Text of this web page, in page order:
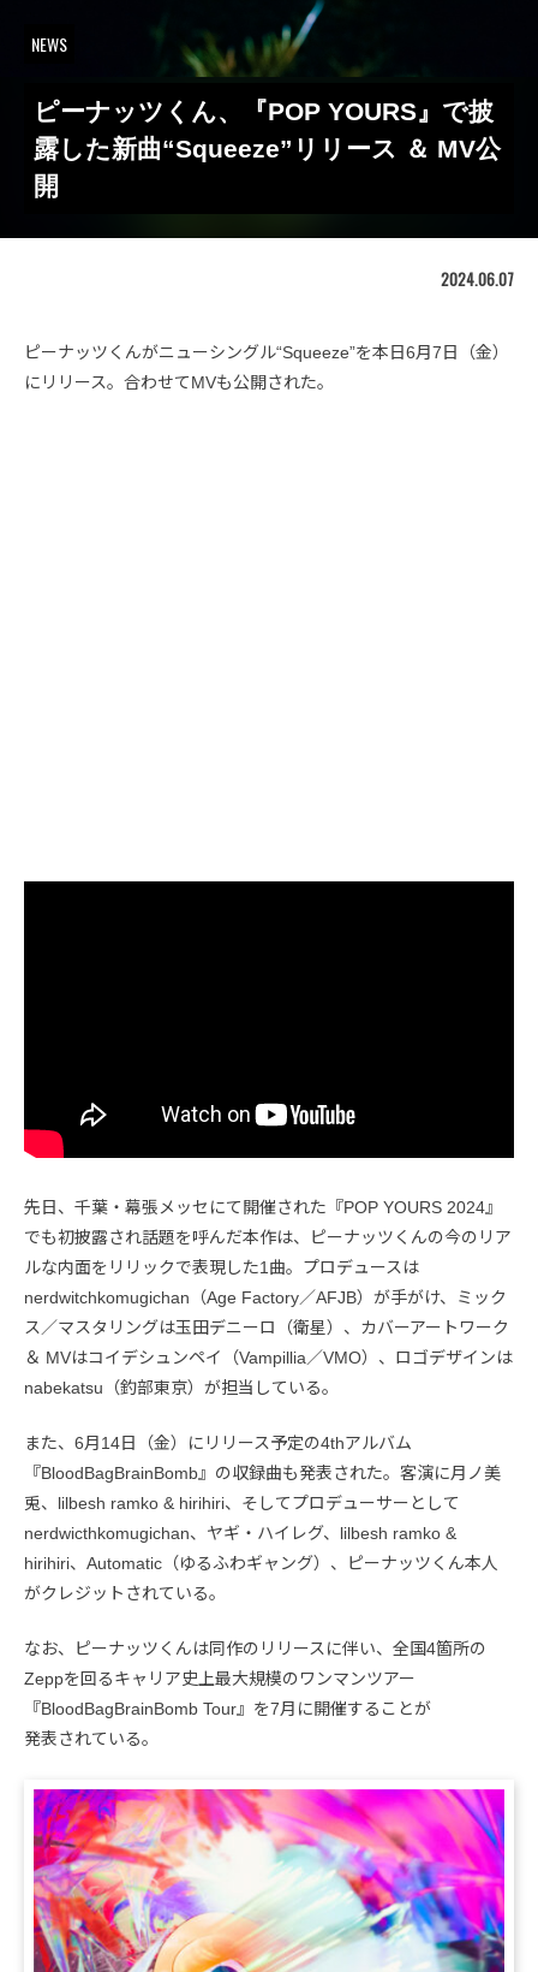
NEWS
ピーナッツくん、『POP YOURS』で披
露した新曲“Squeeze”リリース ＆ MV公
開
2024.06.07
ピーナッツくんがニューシングル“Squeeze”を本日6月7日（金）
にリリース。合わせてMVも公開された。
先日、千葉・幕張メッセにて開催された『POP YOURS 2024』
でも初披露され話題を呼んだ本作は、ピーナッツくんの今のリア
ルな内面をリリックで表現した1曲。プロデュースは
nerdwitchkomugichan（Age Factory／AFJB）が手がけ、ミック
ス／マスタリングは玉田デニーロ（衛星）、カバーアートワーク
＆ MVはコイデシュンペイ（Vampillia／VMO）、ロゴデザインは
nabekatsu（釣部東京）が担当している。
また、6月14日（金）にリリース予定の4thアルバム
『BloodBagBrainBomb』の収録曲も発表された。客演に月ノ美
兎、lilbesh ramko & hirihiri、そしてプロデューサーとして
nerdwicthkomugichan、ヤギ・ハイレグ、lilbesh ramko &
hirihiri、Automatic（ゆるふわギャング）、ピーナッツくん本人
がクレジットされている。
なお、ピーナッツくんは同作のリリースに伴い、全国4箇所の
Zeppを回るキャリア史上最大規模のワンマンツアー
『BloodBagBrainBomb Tour』を7月に開催することが
発表されている。